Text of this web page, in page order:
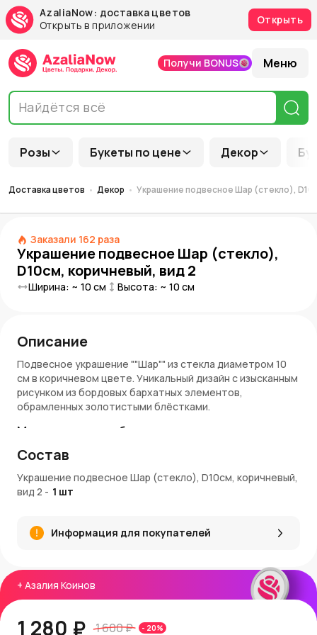
AzaliaNow: доставка цветов
Открыть в приложении
Открыть
Розы Букеты по цене Декор
Получи BONUS Меню
Доставка цветов Декор Украшение подвесное Шар (стекло),
Заказали 162 раза
Украшение подвесное Шар (стекло),
D10см, коричневый, вид 2
Ширина: ~ 10 см Высота: ~ 10 см
+ Азалия Коинов
1 280 ₽ 1 600 ₽ - 20%
Описание
Подвесное украшение ""Шар"" из стекла диаметром 10
см в коричневом цвете. Уникальный дизайн с изысканным
рисунком из бордовых бархатных элементов,
обрамленных золотистыми блёстками.
Материалы и особенности
Материал:
золотистыми акцентами.
Цвет:коричневый с бордовым и золотистым декором.
Преимущества
новогодний декор.
Изготовлено вручную, что делает каждое украшение
уникальным.
праздничных интерьеров.
Состав
Украшение подвесное Шар (стекло), D10см, коричневый,
вид 2 - 1 шт
Информация для покупателей